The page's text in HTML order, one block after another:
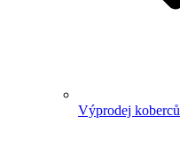
Výprodej koberců